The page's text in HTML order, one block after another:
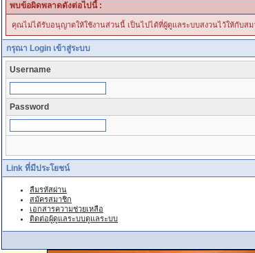
พบข้อผิดพลาดดังต่อไปนี้ :
คุณไม่ได้รับอนุญาตให้ใช้งานส่วนนี้ เป็นไปได้ที่ผู้ดูแลระบบสงวนไว้ให้กับส
กรุณา Login เข้าสู่ระบบ
Username
Password
Link ที่มีประโยชน์
ลืมรหัสผ่าน
สมัครสมาชิก
เอกสารความช่วยเหลือ
ติดต่อผู้ดูแลระบบดูแลระบบ